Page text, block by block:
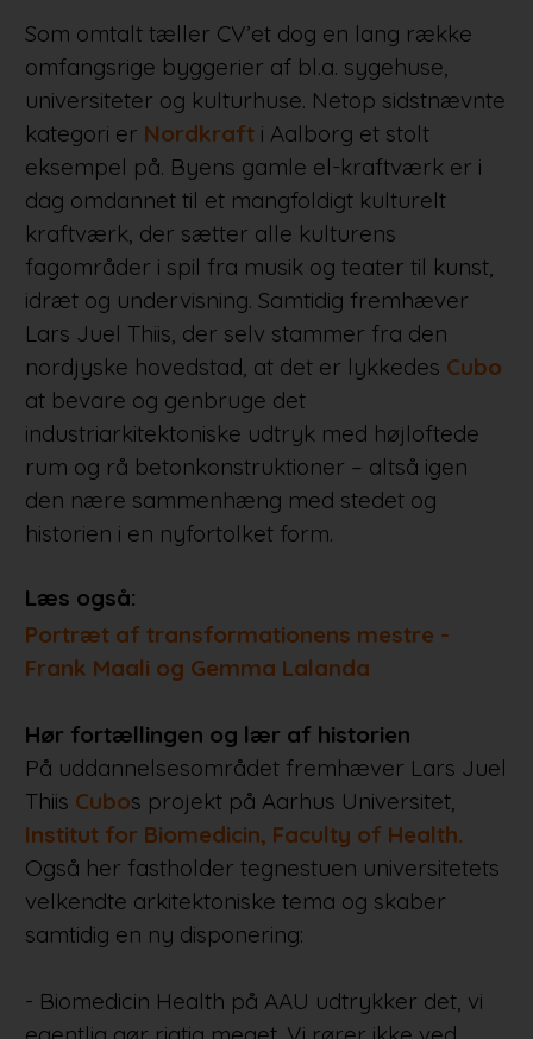
Som omtalt tæller CV’et dog en lang række
omfangsrige byggerier af bl.a. sygehuse,
universiteter og kulturhuse. Netop sidstnævnte
kategori er Nordkrafti Aalborg et stolt
eksempel på. Byens gamle el-kraftværk er i
dag omdannet til et mangfoldigt kulturelt
kraftværk, der sætter alle kulturens
fagområder i spil fra musik og teater til kunst,
idræt og undervisning. Samtidig fremhæver
Lars Juel Thiis, der selv stammer fra den
nordjyske hovedstad, at det er lykkedes Cubo
at bevare og genbruge det
industriarkitektoniske udtryk med højloftede
rum og rå betonkonstruktioner – altså igen
den nære sammenhæng med stedet og
historien i en nyfortolket form.
Læs også:
Portræt af transformationens mestre -
Frank Maali og Gemma Lalanda
Hør fortællingen og lær af historien
På uddannelsesområdet fremhæver Lars Juel
Thiis Cubos projekt på Aarhus Universitet,
Institut for Biomedicin, Faculty of Health.
Også her fastholder tegnestuen universitetets
velkendte arkitektoniske tema og skaber
samtidig en ny disponering:
- Biomedicin Health på AAU udtrykker det, vi